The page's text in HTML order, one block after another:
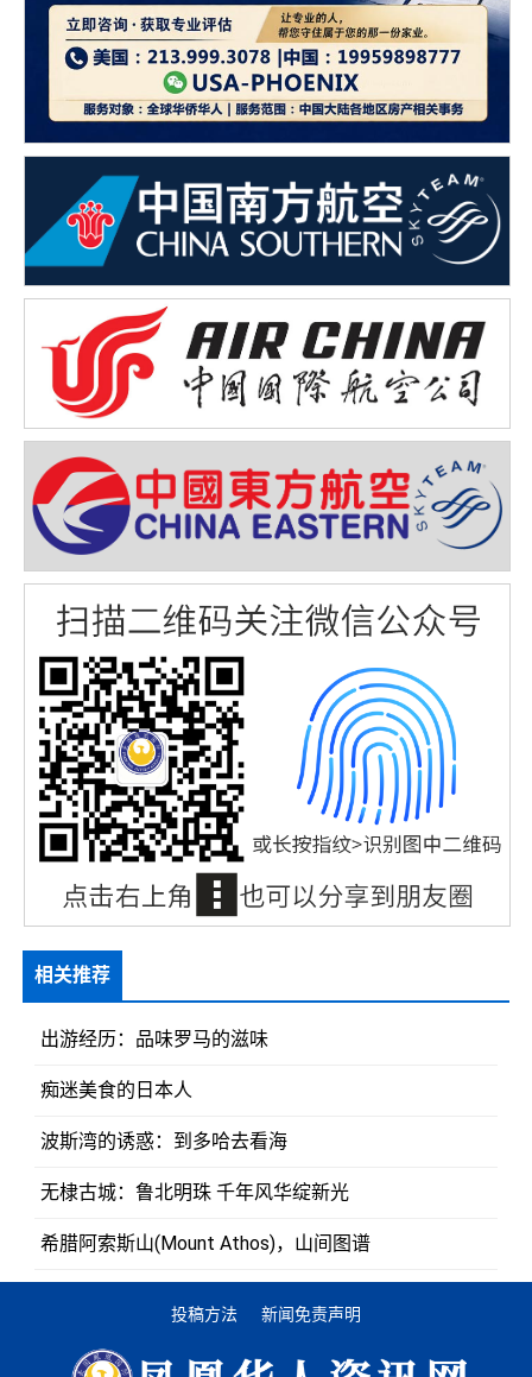
相关推荐
出游经历：品味罗马的滋味
痴迷美食的日本人
波斯湾的诱惑：到多哈去看海
无棣古城：鲁北明珠 千年风华绽新光
希腊阿索斯山(Mount Athos)，山间图谱
投稿方法 新闻免责声明